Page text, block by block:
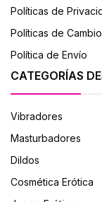
Políticas de
Políticas de
Política de Envío
CATEGORÍAS
Vibradores
Masturbadores
Dildos
Cosmética Erótica